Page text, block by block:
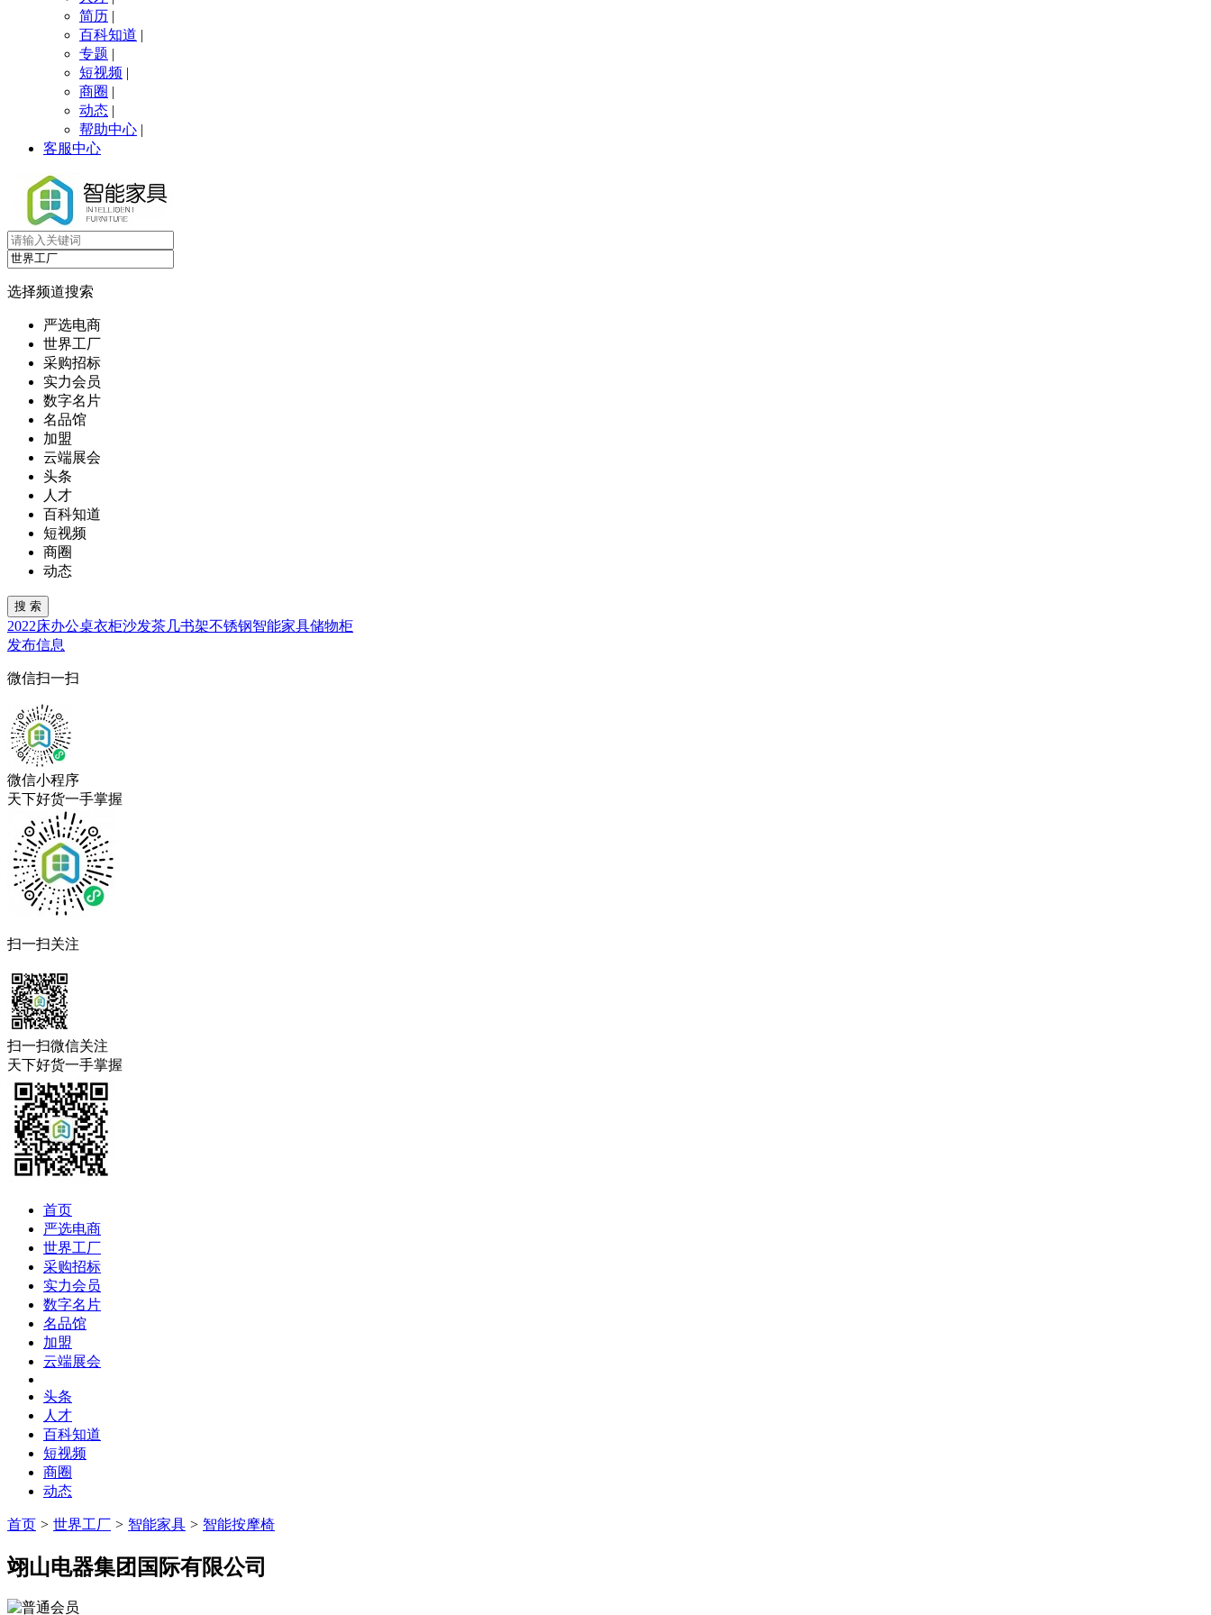
简历 |
百科知道 |
专题 |
短视频 |
商圈 |
动态 |
帮助中心 |
客服中心
选择频道搜索
严选电商
世界工厂
采购招标
实力会员
数字名片
名品馆
加盟
云端展会
头条
人才
百科知道
短视频
商圈
动态
2022床办公桌衣柜沙发茶几书架不锈钢智能家具储物柜
发布信息
微信扫一扫
微信小程序
天下好货一手掌握
扫一扫关注
扫一扫微信关注
天下好货一手掌握
首页
严选电商
世界工厂
采购招标
实力会员
数字名片
名品馆
加盟
云端展会
头条
人才
百科知道
短视频
商圈
动态
首页 > 世界工厂 > 智能家具 > 智能按摩椅
翊山电器集团国际有限公司